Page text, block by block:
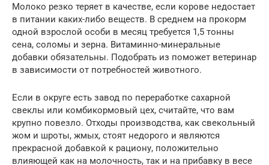
Молоко резко теряет в качестве, если корове недостает
в питании каких-либо веществ. В среднем на прокорм
одной взрослой особи в месяц требуется 1,5 тонны
сена, соломы и зерна. Витаминно-минеральные
добавки обязательны. Подобрать из поможет ветеринар
в зависимости от потребностей животного.
Если в округе есть завод по переработке сахарной
свеклы или комбикормовый цех, считайте, что вам
крупно повезло. Отходы производства, как свекольный
жом и шроты, жмых, стоят недорого и являются
прекрасной добавкой к рациону, положительно
влияющей как на молочность, так и на прибавку в весе